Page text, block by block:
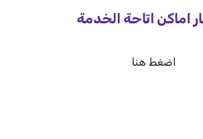
اماكن اتاحة الخدمة
اضغط هنا